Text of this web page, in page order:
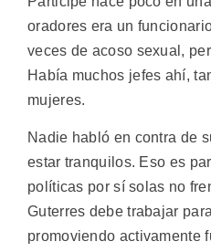
oradores era un
veces de acoso sexual,
Había muchos jefes ahí,
mujeres.
Nadie habló en contra de
estar tranquilos. Eso es
políticas por sí solas no
Guterres debe trabajar
promoviendo activamente